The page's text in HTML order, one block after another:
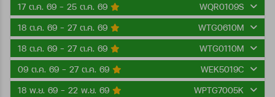
17 ต.ค. 69 - 25 ต.ค. 69
WQR0109S
18 ต.ค. 69 - 27 ต.ค. 69
WTG0610M
18 ต.ค. 69 - 27 ต.ค. 69
WTG0110M
09 ต.ค. 69 - 27 ต.ค. 69
WEK5019C
18 พ.ย. 69 - 22 พ.ย. 69
WPTG7005K